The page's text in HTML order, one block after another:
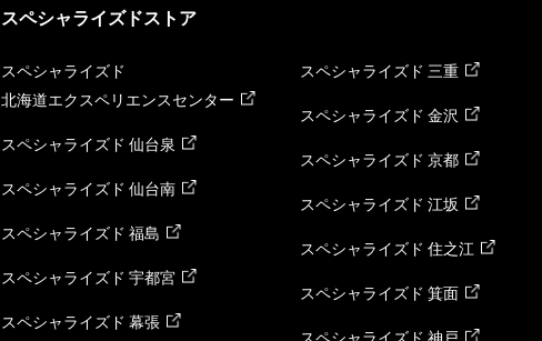
スペシャライズドストア
スペシャライズド
北海道エクスペリエンスセンター
スペシャライズド 仙台泉
スペシャライズド 仙台南
スペシャライズド 福島
スペシャライズド 宇都宮
スペシャライズド 幕張
スペシャライズド 三重
スペシャライズド 金沢
スペシャライズド 京都
スペシャライズド 江坂
スペシャライズド 住之江
スペシャライズド 箕面